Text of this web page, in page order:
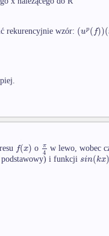
rekurencyjnie wzór: (up(f))(
f(x) o π
4 w lewo, wobec
podstawowy) i funkcji sin(kx)